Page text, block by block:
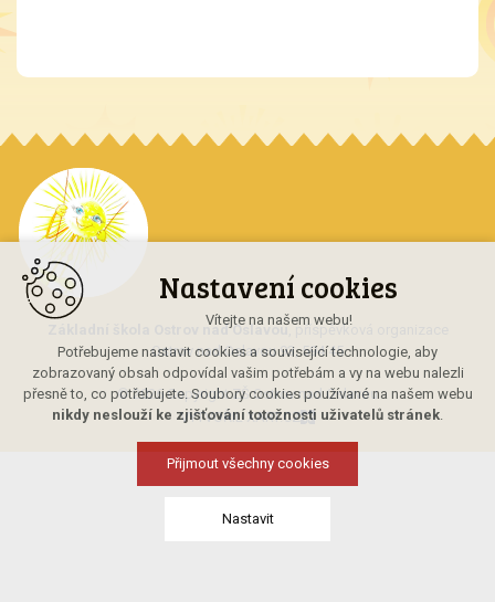
Základní škola Ostrov nad Oslavou, příspěvková organizace
Ostrov nad Oslavou 93, 594 45
© 2026 Copyright ZŠ Ostrov nad Oslavou
VYTVOŘIL XART.CZ
Nastavení cookies
Vítejte na našem webu!
Potřebujeme nastavit cookies a související technologie, aby
zobrazovaný obsah odpovídal vašim potřebám a vy na webu nalezli
přesně to, co potřebujete. Soubory cookies používané na našem webu
nikdy neslouží ke zjišťování totožnosti uživatelů stránek.
Přijmout všechny cookies
Nastavit